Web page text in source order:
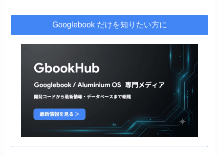
Googlebook だけを知りたい方に